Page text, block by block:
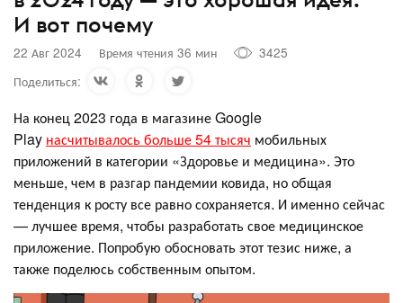
И вот почему
22 Авг 2024 Время чтения 36 мин
3425
Поделиться:
На конец 2023 года в магазине Google
Play насчитывалось больше 54 тысяч мобильных
приложений в категории «Здоровье и медицина». Это
меньше, чем в разгар пандемии ковида, но общая
тенденция к росту все равно сохраняется. И именно сейчас
— лучшее время, чтобы разработать свое медицинское
приложение. Попробую обосновать этот тезис ниже, а
также поделюсь собственным опытом.